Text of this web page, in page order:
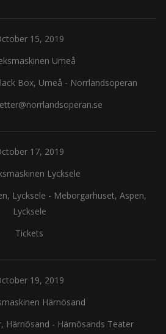
15, 2019
Umeå
Box, Umeå - Norrlandsoperan
17, 2019
Lycksele
Lycksele - Meborgarhuset, Aspen,
Lycksele
Tickets
19, 2019
Härnösand
Härnösand - Härnösands Teater